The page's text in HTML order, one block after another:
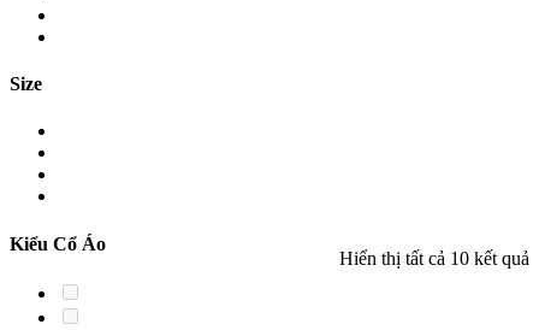
Size
Kiểu Cổ Áo
Hiển thị tất cả 10 kết quả